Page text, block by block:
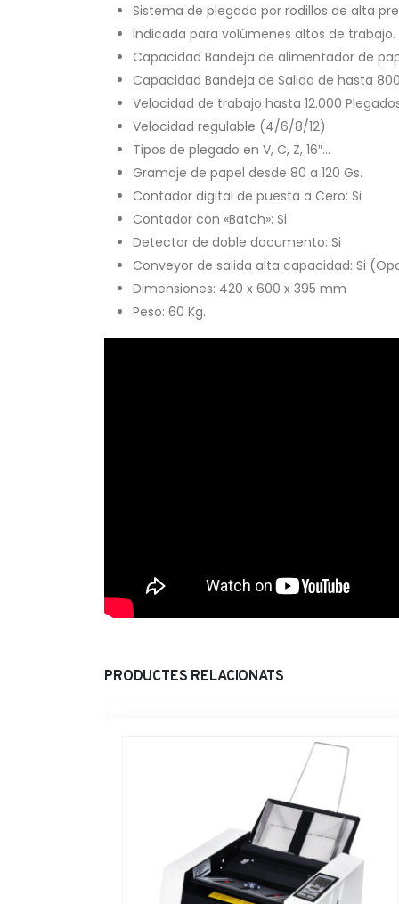
Sistema de plegado por rodillos de alta
Indicada para volúmenes altos de trabajo.
Capacidad Bandeja de alimentador de
Capacidad Bandeja de Salida de hasta
Velocidad de trabajo hasta 12.000
Velocidad regulable (4/6/8/12)
Tipos de plegado en V, C, Z, 16″…
Gramaje de papel desde 80 a 120 Gs.
Contador digital de puesta a Cero: Si
Contador con «Batch»: Si
Detector de doble documento: Si
Conveyor de salida alta capacidad: Si
Dimensiones: 420 x 600 x 395 mm
Peso: 60 Kg.
PRODUCTES RELACIONATS